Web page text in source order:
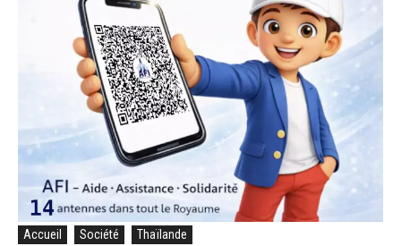
Accueil Société Thaïlande